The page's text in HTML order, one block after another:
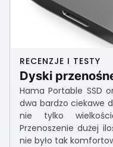
RECENZJE I TESTY
Dyski
Hama Portable SSD
dwa bardzo ciekawe
nie tylko
Przenoszenie dużej
nie było tak